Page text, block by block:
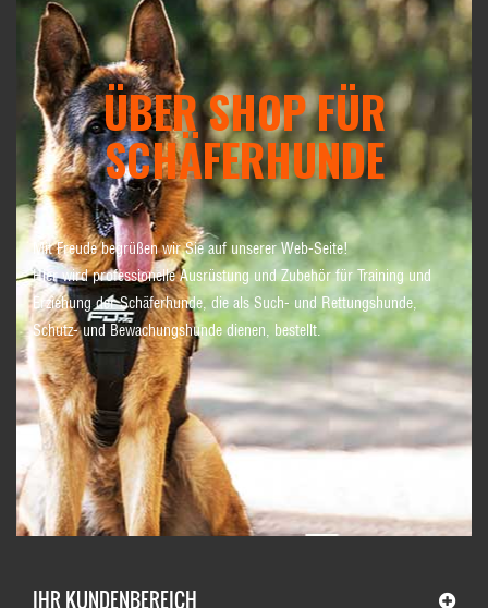
ÜBER SHOP FÜR
SCHÄFERHUNDE
Mit Freude begrüßen wir Sie auf unserer Web-Seite!
Hier wird professionelle Ausrüstung und Zubehör für Training und
Erziehung der Schäferhunde, die als Such- und Rettungshunde,
Schutz- und Bewachungshunde dienen, bestellt.
IHR KUNDENBEREICH